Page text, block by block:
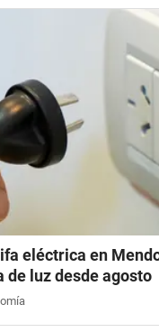
eléctrica en
de luz desde agosto